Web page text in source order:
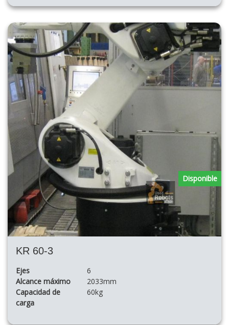
KR 60-3
Ejes
6
Alcance máximo
2033mm
Capacidad de
carga
60kg
Disponible